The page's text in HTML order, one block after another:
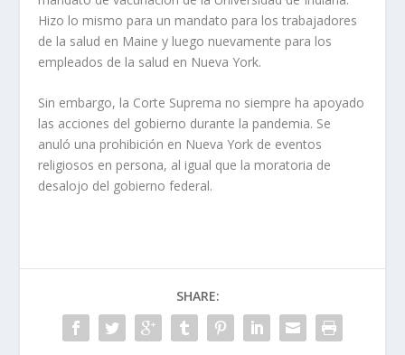
Hizo lo mismo para un mandato para los trabajadores
de la salud en Maine y luego nuevamente para los
empleados de la salud en Nueva York.
Sin embargo, la Corte Suprema no siempre ha apoyado
las acciones del gobierno durante la pandemia. Se
anuló una prohibición en Nueva York de eventos
religiosos en persona, al igual que la moratoria de
desalojo del gobierno federal.
SHARE: